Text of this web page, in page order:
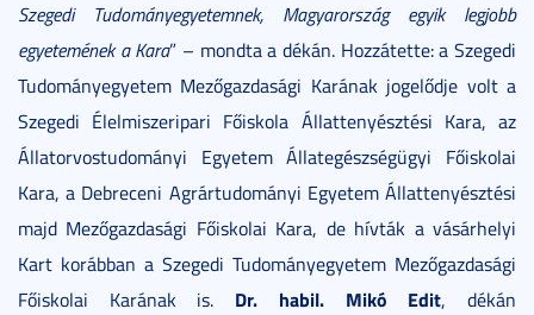
Szegedi Tudományegyetemnek, Magyarország egyik legjobb
egyetemének a Kara” – mondta a dékán. Hozzátette: a Szegedi
Tudományegyetem Mezőgazdasági Karának jogelődje volt a
Szegedi Élelmiszeripari Főiskola Állattenyésztési Kara, az
Állatorvostudományi Egyetem Állategészségügyi Főiskolai
Kara, a Debreceni Agrártudományi Egyetem Állattenyésztési
majd Mezőgazdasági Főiskolai Kara, de hívták a vásárhelyi
Kart korábban a Szegedi Tudományegyetem Mezőgazdasági
Főiskolai Karának is. Dr. habil. Mikó Edit, dékán